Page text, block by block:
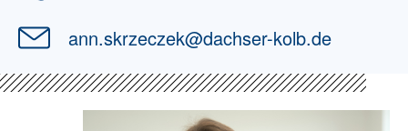
ann.skrzeczek@dachser-kolb.de